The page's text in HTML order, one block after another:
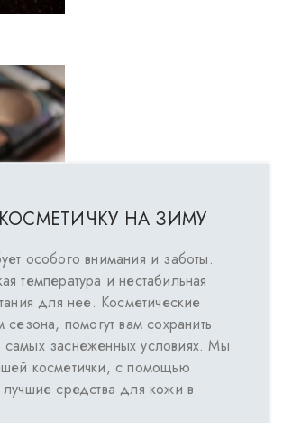
НА ЗИМУ
особого внимания и заботы.
температура и нестабильная
для нее. Косметические
помогут вам сохранить
заснеженных условиях. Мы
косметички, с помощью
средства для кожи в